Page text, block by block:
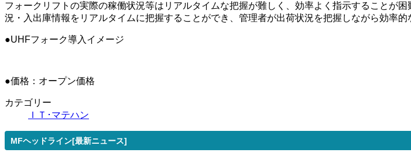
フォークリフトの実際の稼働状況等はリアルタイムな把握が難しく、効率よく指示することが
況・入出庫情報をリアルタイムに把握することができ、管理者が出荷状況を把握しながら効率的
●UHFフォーク導入イメージ
●価格：オープン価格
カテゴリー
ＩＴ･マテハン
MFヘッドライン[最新ニュース]